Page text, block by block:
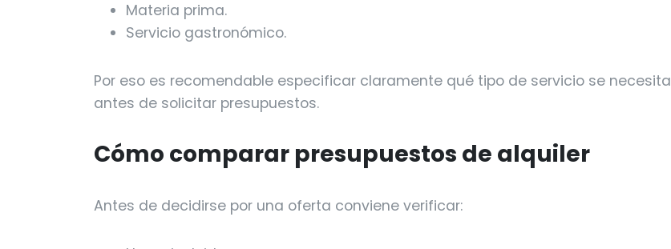
Materia prima.
Servicio gastronómico.
Por eso es recomendable especificar claramente qué tipo de servicio se necesita
antes de solicitar presupuestos.
Cómo comparar presupuestos de alquiler
Antes de decidirse por una oferta conviene verificar: